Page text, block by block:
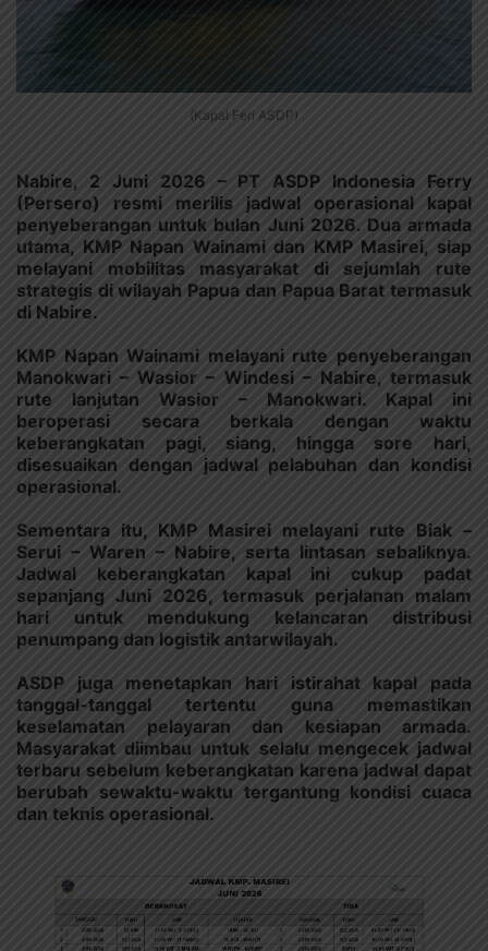
(Kapal Feri ASDP)
Nabire, 2 Juni 2026 – PT ASDP Indonesia Ferry
(Persero) resmi merilis jadwal operasional kapal
penyeberangan untuk bulan Juni 2026. Dua armada
utama, KMP Napan Wainami dan KMP Masirei, siap
melayani mobilitas masyarakat di sejumlah rute
strategis di wilayah Papua dan Papua Barat termasuk
di Nabire.
KMP Napan Wainami melayani rute penyeberangan
Manokwari – Wasior – Windesi – Nabire, termasuk
rute lanjutan Wasior – Manokwari. Kapal ini
beroperasi secara berkala dengan waktu
keberangkatan pagi, siang, hingga sore hari,
disesuaikan dengan jadwal pelabuhan dan kondisi
operasional.
Sementara itu, KMP Masirei melayani rute Biak –
Serui – Waren – Nabire, serta lintasan sebaliknya.
Jadwal keberangkatan kapal ini cukup padat
sepanjang Juni 2026, termasuk perjalanan malam
hari untuk mendukung kelancaran distribusi
penumpang dan logistik antarwilayah.
ASDP juga menetapkan hari istirahat kapal pada
tanggal-tanggal tertentu guna memastikan
keselamatan pelayaran dan kesiapan armada.
Masyarakat diimbau untuk selalu mengecek jadwal
terbaru sebelum keberangkatan karena jadwal dapat
berubah sewaktu-waktu tergantung kondisi cuaca
dan teknis operasional.